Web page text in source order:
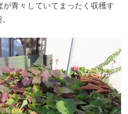
青々していてまったく収穫す